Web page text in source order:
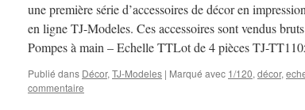
une première série d’accessoires de décor en
en ligne TJ-Modeles. Ces accessoires sont vendus
Pompes à main – Echelle TTLot de 4 pièces TJ-
Publié dans Décor, TJ-Modeles | Marqué avec 1/120, décor,
commentaire